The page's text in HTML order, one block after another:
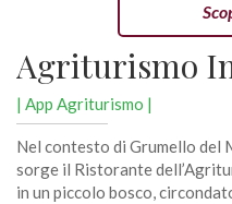
Agriturismo
| App Agriturismo |
Nel contesto di Grumello del
sorge il Ristorante
in un piccolo bosco,